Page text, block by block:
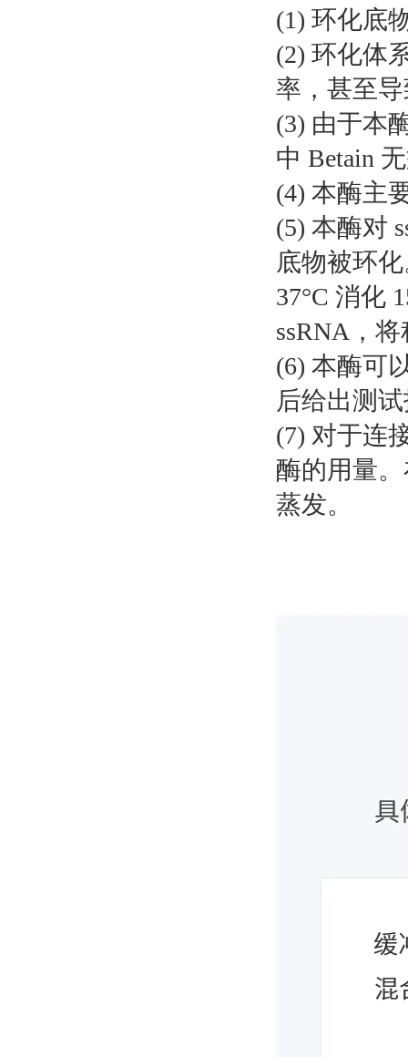
(1) 环化底
(2) 环化体
率，甚至
(3) 由于本
中 Betain
(4) 本酶主
(5) 本酶对
底物被环
37°C 消化
ssRNA，
(6) 本酶可
后给出测
(7) 对于连
酶的用量
蒸发。